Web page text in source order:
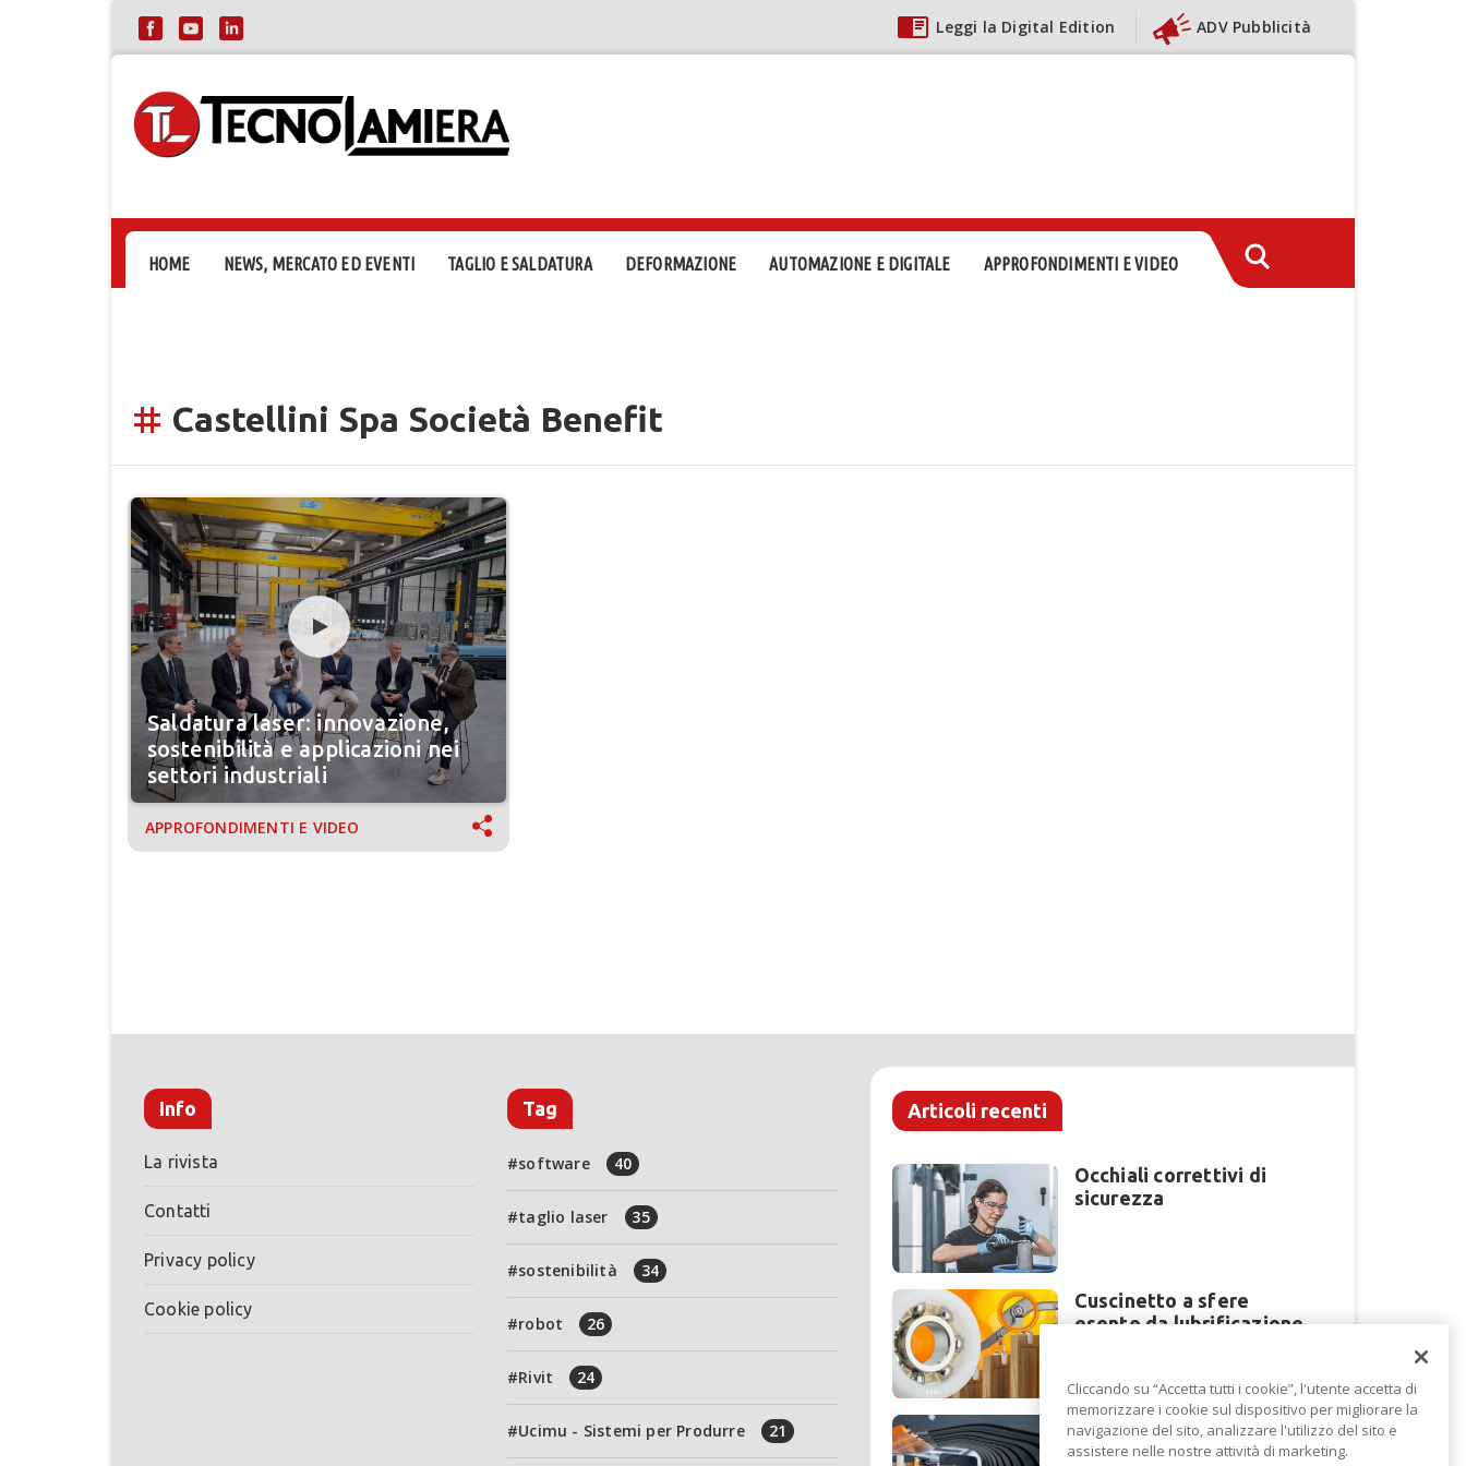
Leggi la Digital Edition ADV Pubblicità
HOME NEWS, MERCATO ED EVENTI TAGLIO E SALDATURA DEFORMAZIONE AUTOMAZIONE E DIGITALE APPROFONDIMENTI E VIDEO
tag Castellini Spa Società Benefit
Saldatura laser: innovazione,
sostenibilità e applicazioni nei
settori industriali
APPROFONDIMENTI E VIDEO
Info
La rivista
Contatti
Privacy policy
Cookie policy
Tag
software 40
taglio laser 35
sostenibilità 34
robot 26
Rivit 24
Ucimu - Sistemi per Produrre 21
Articoli recenti
Occhiali correttivi di
sicurezza
Cuscinetto a sfere
esente da lubrificazione
Perché la lavorazione
lamiera cambia modello
Cliccando su “Accetta tutti i cookie”, l'utente accetta di
memorizzare i cookie sul dispositivo per migliorare la
navigazione del sito, analizzare l'utilizzo del sito e
assistere nelle nostre attività di marketing.